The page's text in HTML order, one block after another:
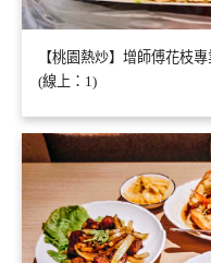
【桃園熱炒】增師傅花枝
(線上：1)